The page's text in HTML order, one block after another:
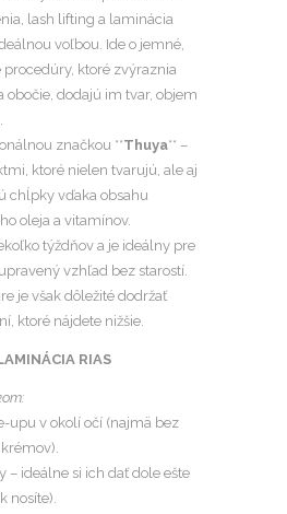
lash lifting a laminácia
voľbou. Ide o jemné,
ktoré zvýraznia
obočie, dodajú im tvar, objem
značkou **Thuya** –
ktoré nielen tvarujú, ale aj
chĺpky vďaka obsahu
oleja a vitamínov.
týždňov a je ideálny pre
vzhľad bez starostí.
je však dôležité dodržať
ktoré nájdete nižšie.
RIAS
upu v okolí očí (najmä bez
– ideálne si ich dať dole ešte
nosíte).